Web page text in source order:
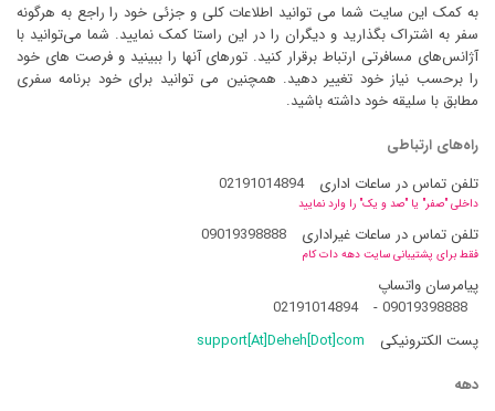
به کمک این سایت شما می توانید اطلاعات کلی و جزئی خود را راجع به هرگونه
سفر به اشتراک بگذارید و دیگران را در این راستا کمک نمایید. شما می‌توانید با
آژانس‌های مسافرتی ارتباط برقرار کنید. تورهای آنها را ببینید و فرصت های خود
را برحسب نیاز خود تغییر دهید. همچنین می توانید برای خود برنامه سفری
مطابق با سلیقه خود داشته باشید.
راه‌های ارتباطی
تلفن تماس در ساعات اداری
02191014894
داخلی "صفر" یا "صد و یک" را وارد نمایید
تلفن تماس در ساعات غیراداری 09019398888
فقط برای پشتیبانی سایت دهه دات کام
پیامرسان واتساپ
09019398888
-
02191014894
پست الکترونیکی
support[At]Deheh[Dot]com
دهه